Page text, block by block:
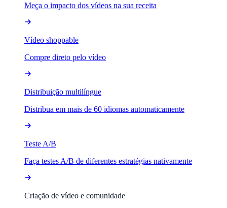
Meça o impacto dos vídeos na sua receita
Vídeo shoppable
Compre direto pelo vídeo
Distribuição multilíngue
Distribua em mais de 60 idiomas automaticamente
Teste A/B
Faça testes A/B de diferentes estratégias nativamente
Criação de vídeo e comunidade